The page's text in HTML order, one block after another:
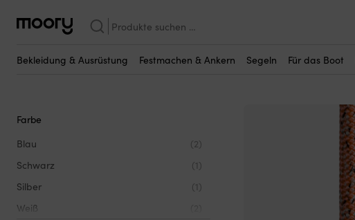
Suchen
nach:
Bekleidung & Ausrüstung Festmachen & Ankern Segeln Für das Boot
Orange
Farbe
Blau
(2)
Schwarz
(1)
Silber
(1)
Weiß